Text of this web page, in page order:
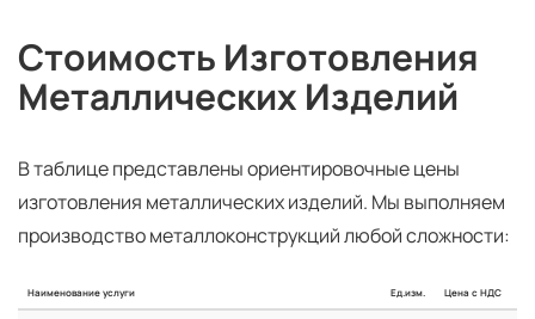
Стоимость Изготовления
Металлических Изделий
В таблице представлены ориентировочные цены
изготовления металлических изделий. Мы выполняем
производство металлоконструкций любой сложности:
Наименование услуги Ед.изм. Цена с НДС